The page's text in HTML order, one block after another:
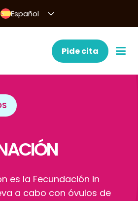
Español
Pide cita
es la Fecundación in
a cabo con óvulos de